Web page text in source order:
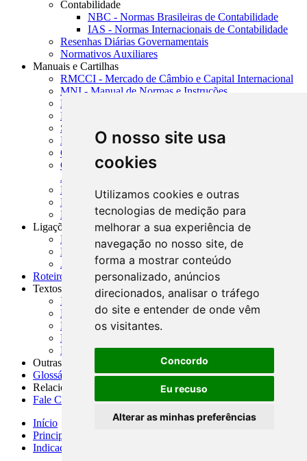
O nosso site usa
cookies
Utilizamos cookies e outras
tecnologias de medição para
melhorar a sua experiência de
navegação no nosso site, de
forma a mostrar conteúdo
personalizado, anúncios
direcionados, analisar o tráfego
do site e entender de onde vêm
os visitantes.
Concordo
Eu recuso
Alterar as minhas preferências
Contabilidade
NBC - Normas Brasileiras de Contabilidade
IAS - Normas Internacionais de Contabilidade
Resenhas Diárias Governamentais
Normativos Auxiliares
Manuais e Cartilhas
RMCCI - Mercado de Câmbio e Capital Internacional
MNI - Manual de Normas e Instruções
MTVM - Manual de Títulos e Valores Mobiliários
MCR - Manual de Crédito Rural
SISORF - Manual de Organização do SFN
MASUP - Manual de Supervisão Bancária
CADOC - Catálogo de Documentos
CNAE-CONCLA - Classificação Nacional de
Atividades Econômicas
PMF - Cartilhas do BCB
Manuais Auxiliares do BCB e Cosif-e
Resenhas Diárias Governamentais
Ligações Externas
Links Úteis
Presidência da República
Agências Nacionais Reguladoras
Roteiros para Estudos
Textos
Índice de Textos
Editorial
Monografias
Na Imprensa
Fórum de Discussão
Outras ferramentas
Glossário
Relacionamento
Fale Conosco
Início
Principais notícias
Indicadores